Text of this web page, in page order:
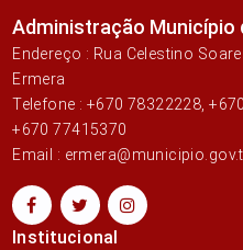
Administração Município
Endereço : Rua Celestino
Ermera
Telefone : +670 78322228,
+670 77415370
Email : ermera@municipio.gov.tl
Institucional